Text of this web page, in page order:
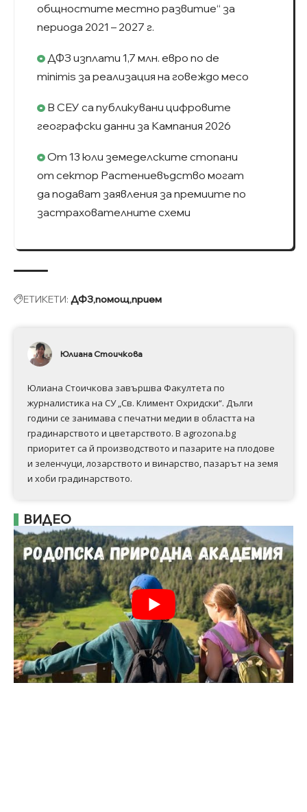
общностите местно развитие“ за
периода 2021 – 2027 г.
ДФЗ изплати 1,7 млн. евро по de
minimis за реализация на говеждо месо
В СЕУ са публикувани цифровите
географски данни за Кампания 2026
От 13 юли земеделските стопани
от сектор Растениевъдство могат
да подават заявления за премиите по
застрахователните схеми
ЕТИКЕТИ: ДФЗпомощприем
Юлиана Стоичкова
Юлиана Стоичкова завършва Факултета по
журналистика на СУ „Св. Климент Охридски“. Дълги
години се занимава с печатни медии в областта на
градинарството и цветарството. В agrozona.bg
приоритет са й производството и пазарите на плодове
и зеленчуци, лозарството и винарство, пазарът на земя
и хоби градинарството.
ВИДЕО